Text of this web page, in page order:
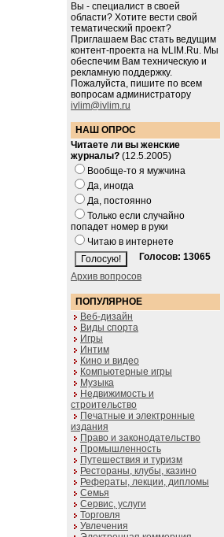
Вы - специалист в своей
области? Хотите вести свой
тематический проект?
Приглашаем Вас стать ведущим
контент-проекта на IvLIM.Ru. Мы
обеспечим Вам техническую и
рекламную поддержку.
Пожалуйста, пишите по всем
вопросам администратору
ivlim@ivlim.ru
НАШ ОПРОС
Читаете ли вы женские
журналы? (12.5.2005)
Вообще-то я мужчина
Да, иногда
Да, постоянно
Только если случайно
попадет номер в руки
Читаю в интернете
Голосов: 13065
Архив вопросов
ПОПУЛЯРНОЕ
Веб-дизайн
Виды спорта
Игры
Интим
Кино и видео
Компьютерные игры
Музыка
Недвижимость и
строительство
Печатные и электронные
издания
Право и законодательство
Промышленность
Путешествия и туризм
Рестораны, клубы, казино
Рефераты, лекции, дипломы
Семья
Сервис, услуги
Торговля
Увлечения